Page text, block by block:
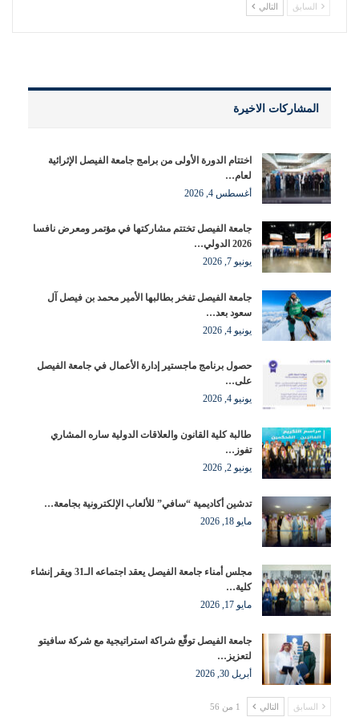
السابق التالي
المشاركات الاخيرة
اختتام الدورة الأولى من برامج جامعة الفيصل الإثرائية
لعام…
أغسطس 4, 2026
جامعة الفيصل تختتم مشاركتها في مؤتمر ومعرض نافسا
2026 الدولي…
يونيو 7, 2026
جامعة الفيصل تفخر بطالبها الأمير محمد بن فيصل آل
سعود بعد…
يونيو 4, 2026
حصول برنامج ماجستير إدارة الأعمال في جامعة الفيصل
على…
يونيو 4, 2026
طالبة كلية القانون والعلاقات الدولية ساره المشاري
تفوز…
يونيو 2, 2026
تدشين أكاديمية “سافي” للألعاب الإلكترونية بجامعة…
مايو 18, 2026
مجلس أمناء جامعة الفيصل يعقد اجتماعه الـ31 ويقر إنشاء
كلية…
مايو 17, 2026
جامعة الفيصل توقّع شراكة استراتيجية مع شركة سافيتو
لتعزيز…
أبريل 30, 2026
السابق التالي 1 من 56